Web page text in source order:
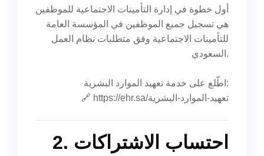
أول خطوة في إدارة التأمينات الاجتماعية للموظفين
هي تسجيل جميع الموظفين في المؤسسة العامة
للتأمينات الاجتماعية وفق متطلبات نظام العمل
السعودي.
اطّلع على خدمة تعهيد الموارد البشرية:
🔗
https://ehr.sa/تعهيد-الموارد-البشرية
2. احتساب الاشتراكات